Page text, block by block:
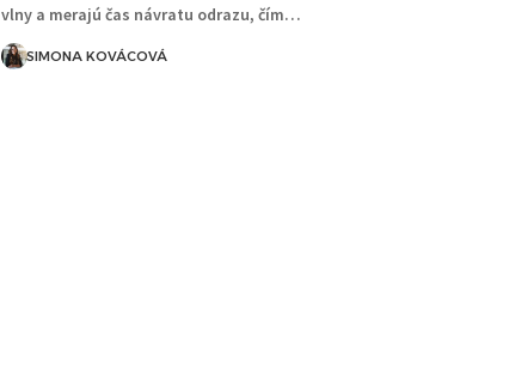
vlny a merajú čas návratu odrazu, čím…
SIMONA KOVÁCOVÁ